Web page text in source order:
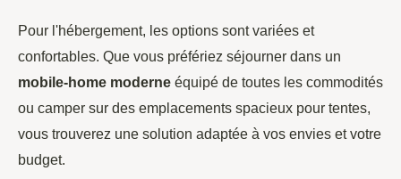
Pour l'hébergement, les options sont variées et
confortables. Que vous préfériez séjourner dans un
mobile-home moderne équipé de toutes les commodités
ou camper sur des emplacements spacieux pour tentes,
vous trouverez une solution adaptée à vos envies et votre
budget.